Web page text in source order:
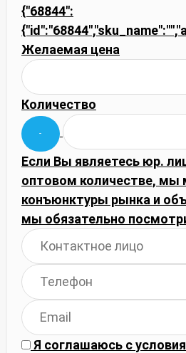
{"68844":
Желаемая цена
Количество
Если Вы являетесь юр.
оптовом количестве, мы
конъюнктуры рынка и
мы обязательно
Я соглашаюсь с